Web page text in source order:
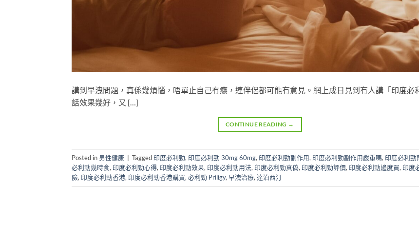
講到早洩問題，真係幾煩惱，唔單止自己冇癮，連伴侶都可能有意見。網上成日見到有人講「印度必
話效果幾好，又 […]
CONTINUE READING →
Posted in 男性健康 Tagged印度必利勁,印度必利勁 30mg 60mg,印度必利勁副作用,印度必利勁副作用嚴重嗎,印度必利勁
必利勁幾時食,印度必利勁心得,印度必利勁效果,印度必利勁用法,印度必利勁真偽,印度必利勁評價,印度必利勁邊度買,印度
險,印度必利勁香港,印度必利勁香港購買,必利勁 Priligy,早洩治療,達泊西汀